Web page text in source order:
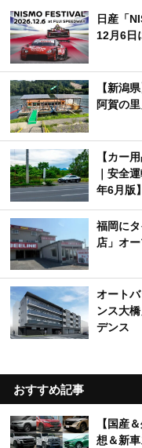
日産「
12月6日
【新潟
阿賀の
【カー
｜安全
年6月版】
福岡に
店」オ
オート
ンス大
デンス
おすすめ記事
【国産
想＆新